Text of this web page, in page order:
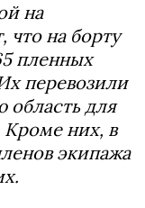
на
на борту
пленных
перевозили
область для
них, в
экипажа